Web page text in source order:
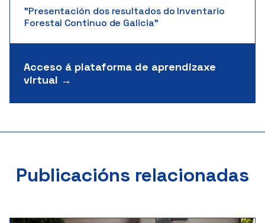
"Presentación dos resultados do Inventario
Forestal Continuo de Galicia"
Acceso á plataforma de aprendizaxe
virtual →
Publicacións relacionadas